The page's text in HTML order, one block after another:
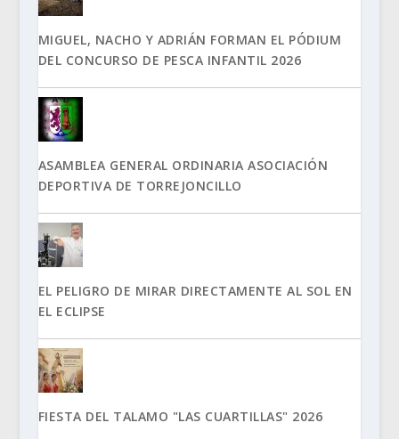
MIGUEL, NACHO Y ADRIÁN FORMAN EL PÓDIUM
DEL CONCURSO DE PESCA INFANTIL 2026
ASAMBLEA GENERAL ORDINARIA ASOCIACIÓN
DEPORTIVA DE TORREJONCILLO
EL PELIGRO DE MIRAR DIRECTAMENTE AL SOL EN
EL ECLIPSE
FIESTA DEL TALAMO "LAS CUARTILLAS" 2026